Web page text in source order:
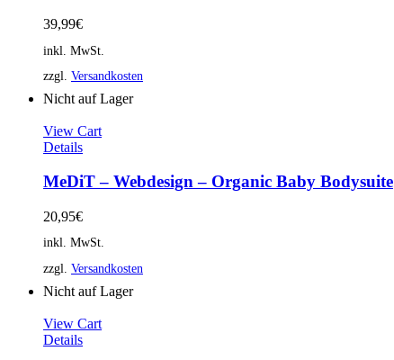
39,99€
inkl. MwSt.
zzgl. Versandkosten
Nicht auf Lager
View Cart
Details
MeDiT – Webdesign – Organic Baby Bodysuite
20,95€
inkl. MwSt.
zzgl. Versandkosten
Nicht auf Lager
View Cart
Details